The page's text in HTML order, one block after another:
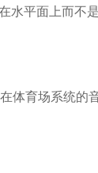
水平面上而不
体育场系统的